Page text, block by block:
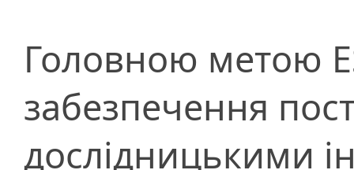
Головною метою
забезпечення
дослідницькими